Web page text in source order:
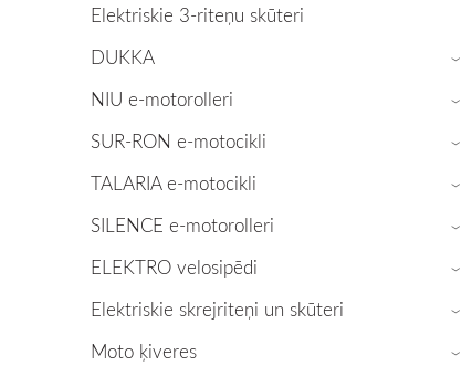
Elektriskie 3-riteņu skūteri
DUKKA
›
NIU e-motorolleri ›
SUR-RON e-motocikli ›
TALARIA e-motocikli ›
SILENCE e-motorolleri ›
ELEKTRO velosipēdi ›
Elektriskie skrejriteņi un skūteri ›
Moto ķiveres ›